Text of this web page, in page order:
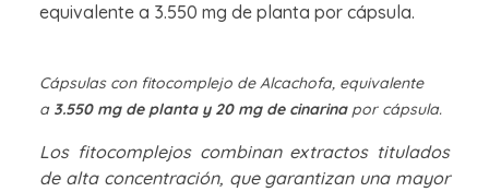
equivalente a 3.550 mg de planta por cápsula.
Cápsulas con fitocomplejo de Alcachofa, equivalente
a 3.550 mg de planta y 20 mg de cinarinapor cápsula.
Los fitocomplejos combinan extractos titulados
de alta concentración, que garantizan una mayor